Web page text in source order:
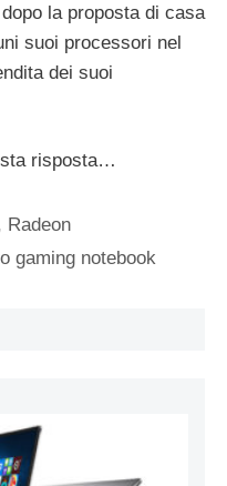
la proposta di casa
suoi processori nel
dei suoi
risposta…
Radeon
gaming notebook